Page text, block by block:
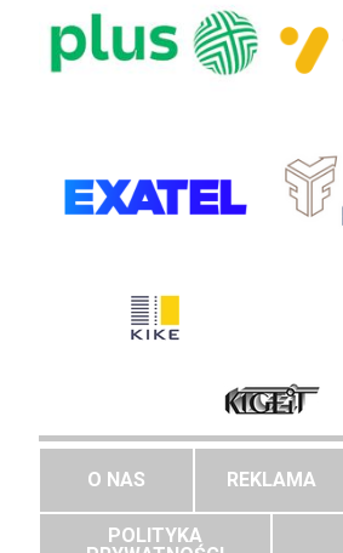
O NAS REKLAMA
POLITYKA